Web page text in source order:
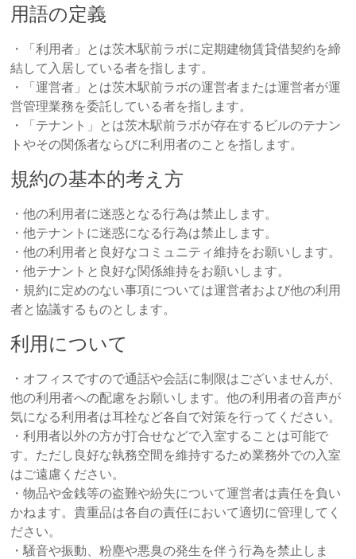
用語の定義
・「利用者」とは茨木駅前ラボに定期建物賃貸借契約を締
結して入居している者を指します。
・「運営者」とは茨木駅前ラボの運営者または運営者が運
営管理業務を委託している者を指します。
・「テナント」とは茨木駅前ラボが存在するビルのテナン
トやその関係者ならびに利用者のことを指します。
規約の基本的考え方
・他の利用者に迷惑となる行為は禁止します。
・他テナントに迷惑になる行為は禁止します。
・他の利用者と良好なコミュニティ維持をお願いします。
・他テナントと良好な関係維持をお願いします。
・規約に定めのない事項については運営者および他の利用
者と協議するものとします。
利用について
・オフィスですので通話や会話に制限はございませんが、
他の利用者への配慮をお願いします。他の利用者の音声が
気になる利用者は耳栓など各自で対策を行ってください。
・利用者以外の方が打合せなどで入室することは可能で
す。ただし良好な執務空間を維持するため業務外での入室
はご遠慮ください。
・物品や金銭等の盗難や紛失について運営者は責任を負い
かねます。貴重品は各自の責任において適切に管理してく
ださい。
・騒音や振動、粉塵や悪臭の発生を伴う行為を禁止しま